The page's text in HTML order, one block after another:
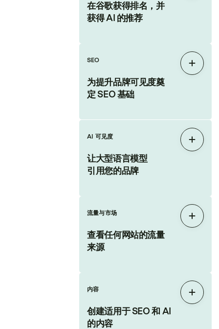
在谷歌获得排名，并
获得 AI 的推荐
SEO
为提升品牌可见度奠
定 SEO 基础
展开
AI 可见度
让大型语言模型
引用您的品牌
展开
流量与市场
查看任何网站的流量
来源
展开
内容
创建适用于 SEO 和 AI
的内容
展开